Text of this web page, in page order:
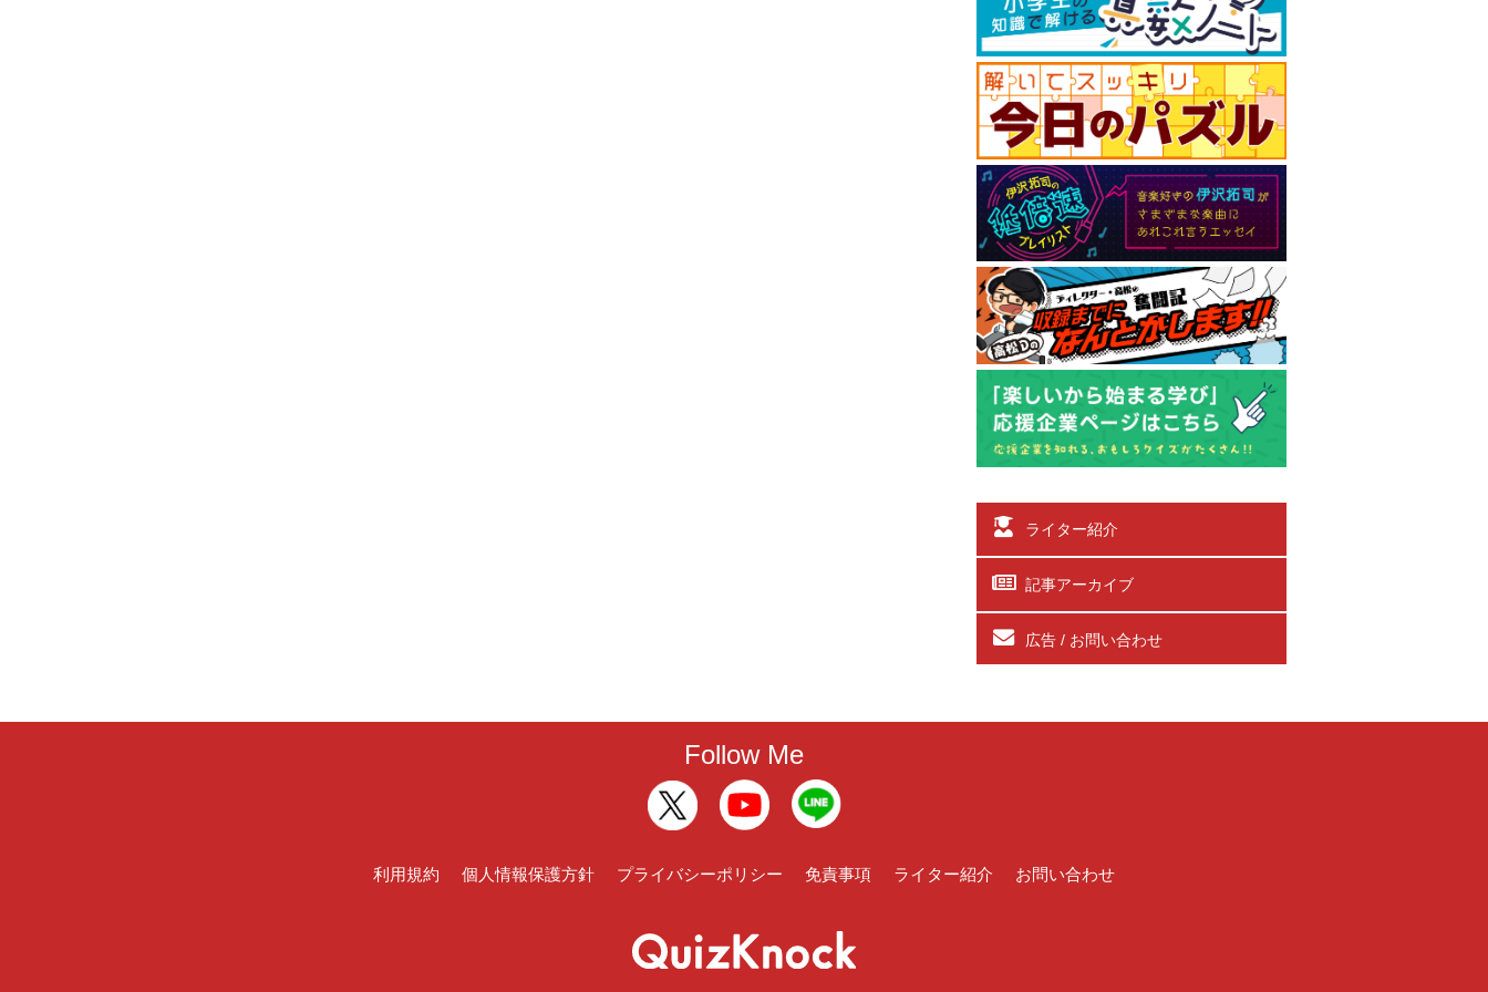
ライター紹介
記事アーカイブ
広告 / お問い合わせ
Follow Me
利用規約 個人情報保護方針 プライバシーポリシー 免責事項 ライター紹介 お問い合わせ